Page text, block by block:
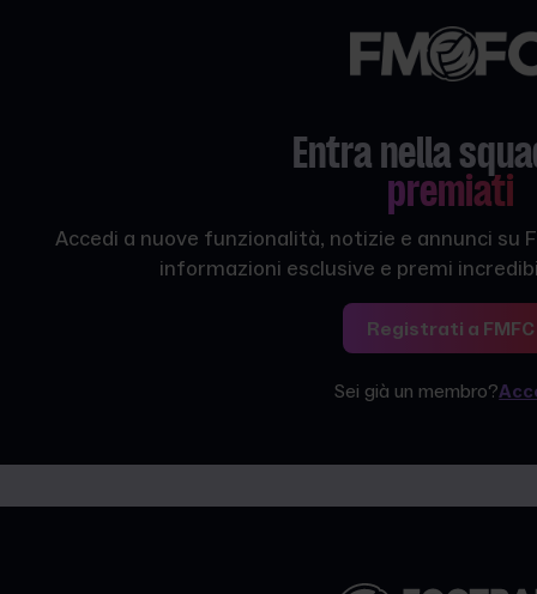
Entra nella
premiati
Accedi a nuove funzionalità, notizie e annunci su
informazioni esclusive e premi
Registrati a FMFC
Sei già un membro?